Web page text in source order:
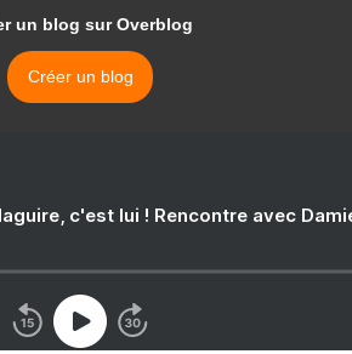
un blog sur Overblog
Créer un blog
c'est lui ! Rencontre avec